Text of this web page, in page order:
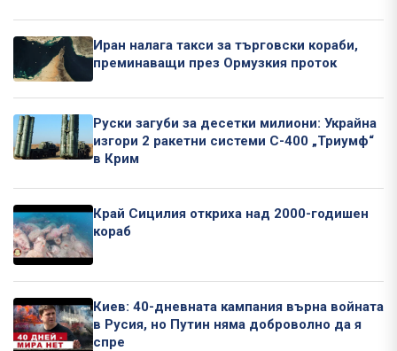
Иран налага такси за търговски кораби,
преминаващи през Ормузкия проток
Руски загуби за десетки милиони: Украйна
изгори 2 ракетни системи С-400 „Триумф“
в Крим
Край Сицилия откриха над 2000-годишен
кораб
Киев: 40-дневната кампания върна войната
в Русия, но Путин няма доброволно да я
спре